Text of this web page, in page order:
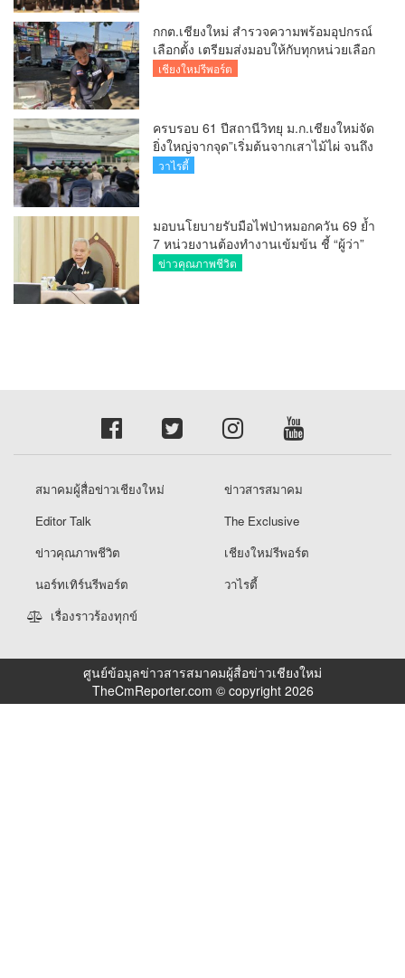
กกต.เชียงใหม่ สำรวจความพร้อมอุปกรณ์
เลือกตั้ง เตรียมส่งมอบให้กับทุกหน่วยเลือก
ตั้งในวันพรุ่งนี้
เชียงใหม่รีพอร์ต
ครบรอบ 61 ปีสถานีวิทยุ ม.ก.เชียงใหม่จัด
ยิ่งใหญ่จากจุด”เริ่มต้นจากเสาไม้ไผ่ จนถึง
วันที่มี KURplus ในวันนี้”
วาไรตี้
มอบนโยบายรับมือไฟป่าหมอกควัน 69 ย้ำ
7 หน่วยงานต้องทำงานเข้มข้น ชี้ “ผู้ว่า”
คีย์แมนสำคัญทำปัญหาลด
ข่าวคุณภาพชีวิต
สมาคมผู้สื่อข่าวเชียงใหม่
ข่าวสารสมาคม
Editor Talk
The Exclusive
ข่าวคุณภาพชีวิต
เชียงใหม่รีพอร์ต
นอร์ทเทิร์นรีพอร์ต
วาไรตี้
เรื่องราวร้องทุกข์
ศูนย์ข้อมูลข่าวสารสมาคมผู้สื่อข่าวเชียงใหม่
TheCmReporter.com © copyright 2026